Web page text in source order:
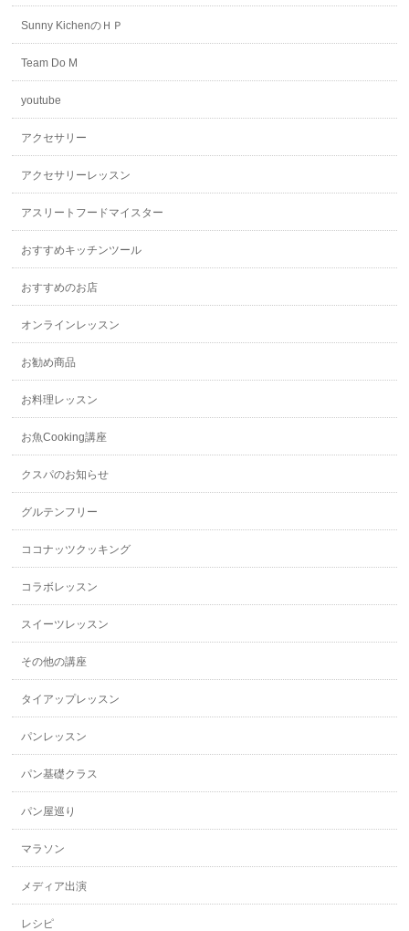
Sunny KichenのＨＰ
Team Do M
youtube
アクセサリー
アクセサリーレッスン
アスリートフードマイスター
おすすめキッチンツール
おすすめのお店
オンラインレッスン
お勧め商品
お料理レッスン
お魚Cooking講座
クスパのお知らせ
グルテンフリー
ココナッツクッキング
コラボレッスン
スイーツレッスン
その他の講座
タイアップレッスン
パンレッスン
パン基礎クラス
パン屋巡り
マラソン
メディア出演
レシピ